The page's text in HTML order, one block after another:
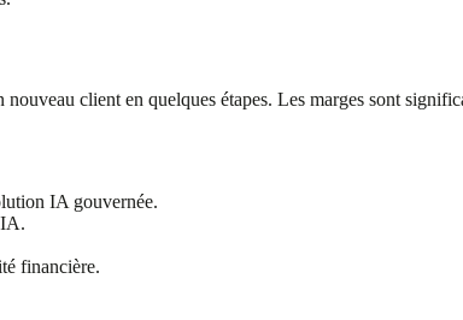
client en quelques étapes. Les marges sont
IA gouvernée.
financière.